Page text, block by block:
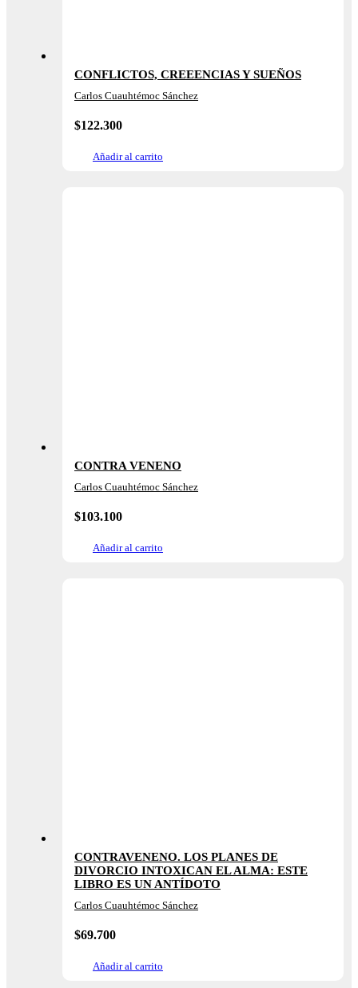
CONFLICTOS, CREEENCIAS Y SUEÑOS
Carlos Cuauhtémoc Sánchez
$122.300
Añadir al carrito
CONTRA VENENO
Carlos Cuauhtémoc Sánchez
$103.100
Añadir al carrito
CONTRAVENENO. LOS PLANES DE
DIVORCIO INTOXICAN EL ALMA: ESTE
LIBRO ES UN ANTÍDOTO
Carlos Cuauhtémoc Sánchez
$69.700
Añadir al carrito